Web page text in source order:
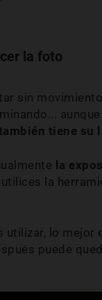
la foto
sin
tiene su
la
la
utilizar, lo mejor
puede